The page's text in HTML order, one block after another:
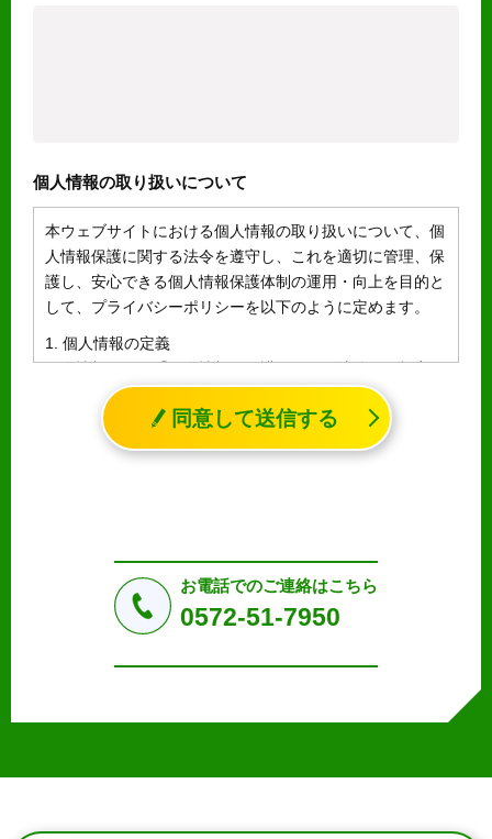
個人情報の取り扱いについて
本ウェブサイトにおける個人情報の取り扱いについて、個
人情報保護に関する法令を遵守し、これを適切に管理、保
護し、安心できる個人情報保護体制の運用・向上を目的と
して、プライバシーポリシーを以下のように定めます。
1. 個人情報の定義
個人情報とは、「個人情報の保護に関する法律」に規定さ
れる生存する個人に関する情報であって、氏名、生年月日
その他の記述等により特定の個人を識別することができる
情報（個人識別情報）を指します。
法令により許された場合を除き、個人情報を第三者に提供
しません。
a.応募者等からのお問い合わせに対応・管理するため
b.本ウェブサイトにおけるサービスの提供・運用のため
3. プライバシー尊重
4. 法令等の遵守
同意して送信する
お電話でのご連絡はこちら
0572-51-7950